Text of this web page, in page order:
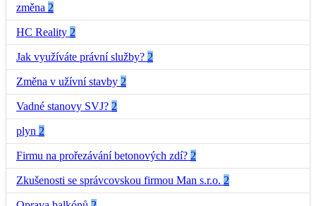
změna 2
HC Reality 2
Jak využíváte právní služby? 2
Změna v užívní stavby 2
Vadné stanovy SVJ? 2
plyn 2
Firmu na prořezávání betonových zdí? 2
Zkušenosti se správcovskou firmou Man s.r.o. 2